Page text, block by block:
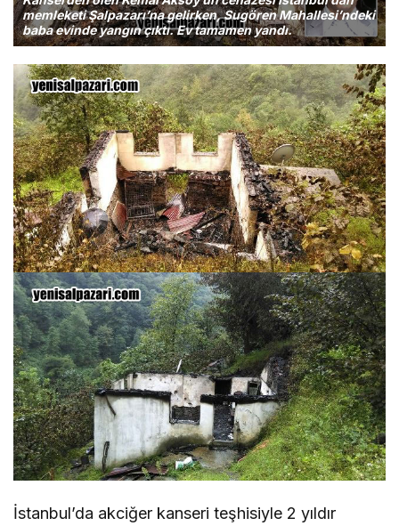
memleketi Şalpazarı’na gelirken, Sugören Mahallesi’ndeki
baba evinde yangın çıktı. Ev tamamen yandı.
İstanbul’da akciğer kanseri teşhisiyle 2 yıldır